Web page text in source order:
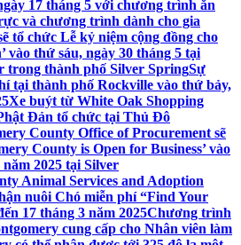
17 tháng 5 với chương trình ăn
và chương trình dành cho gia
tổ chức Lễ kỷ niệm cộng đồng cho
vào thứ sáu, ngày 30 tháng 5 tại
trong thành phố Silver SpringSự
tại thành phố Rockville vào thứ bảy,
Xe buýt từ White Oak Shopping
Đản tổ chức tại Thủ Đô
County Office of Procurement sẽ
County is Open for Business’ vào
2025 tại Silver
Animal Services and Adoption
nuôi Chó miễn phí “Find Your
17 tháng 3 năm 2025Chương trình
cung cấp cho Nhân viên làm